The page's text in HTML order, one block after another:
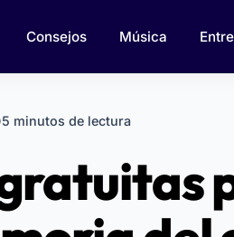
Consejos Música
5 minutos de lectura